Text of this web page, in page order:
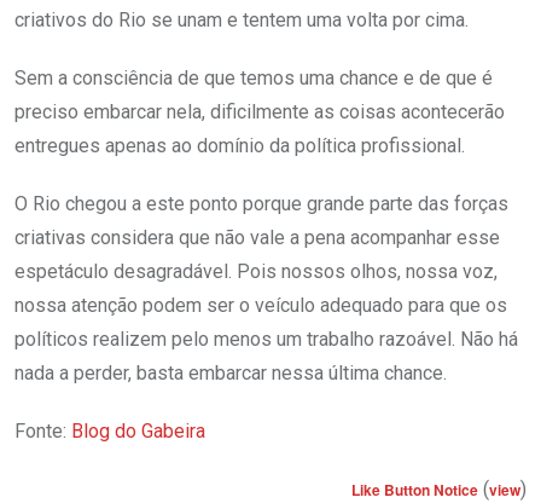
criativos do Rio se unam e tentem uma volta por cima.
Sem a consciência de que temos uma chance e de que é
preciso embarcar nela, dificilmente as coisas acontecerão
entregues apenas ao domínio da política profissional.
O Rio chegou a este ponto porque grande parte das forças
criativas considera que não vale a pena acompanhar esse
espetáculo desagradável. Pois nossos olhos, nossa voz,
nossa atenção podem ser o veículo adequado para que os
políticos realizem pelo menos um trabalho razoável. Não há
nada a perder, basta embarcar nessa última chance.
Fonte: Blog do Gabeira
Like Button Notice (view)